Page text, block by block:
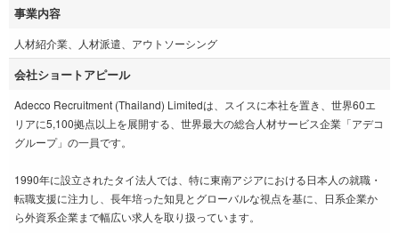
事業内容
人材紹介業、人材派遣、アウトソーシング
会社ショートアピール
Adecco Recruitment (Thailand) Limitedは、スイスに本社を置き、世界60エ
リアに5,100拠点以上を展開する、世界最大の総合人材サービス企業「アデコ
グループ」の一員です。
1990年に設立されたタイ法人では、特に東南アジアにおける日本人の就職・
転職支援に注力し、長年培った知見とグローバルな視点を基に、日系企業か
ら外資系企業まで幅広い求人を取り扱っています。